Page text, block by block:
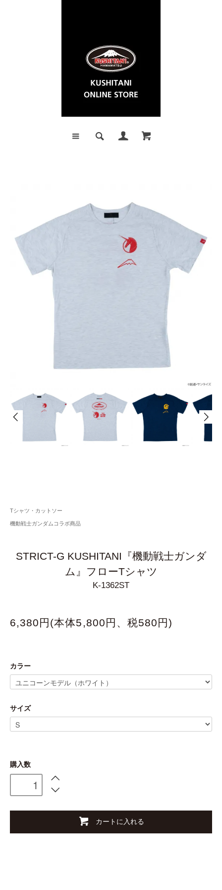
Tシャツ・カットソー
機動戦士ガンダムコラボ商品
STRICT-G KUSHITANI『機動戦士ガンダ
ム』フローTシャツ
K-1362ST
6,380円(本体5,800円、税580円)
カラー
サイズ
購入数
カートに入れる